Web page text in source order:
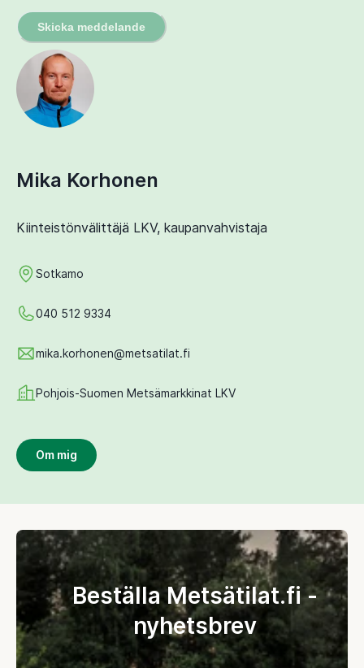
Skicka meddelande
Mika Korhonen
Kiinteistönvälittäjä LKV, kaupanvahvistaja
Sotkamo
040 512 9334
mika.korhonen@metsatilat.fi
Pohjois-Suomen Metsämarkkinat LKV
Om mig
Beställa Metsätilat.fi -
nyhetsbrev